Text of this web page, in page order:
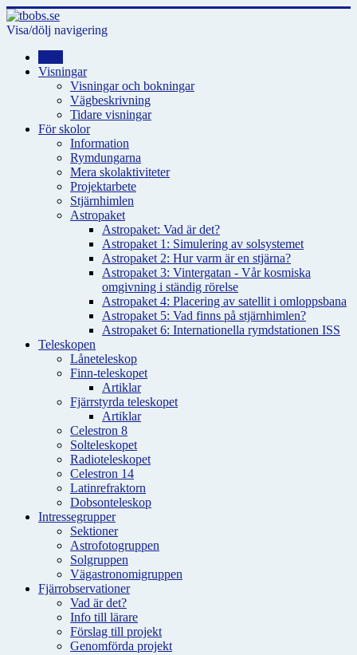
Visa/dölj navigering
Visningar
Visningar och bokningar
Vägbeskrivning
Tidare visningar
För skolor
Information
Rymdungarna
Mera skolaktiviteter
Projektarbete
Stjärnhimlen
Astropaket
Astropaket: Vad är det?
Astropaket 1: Simulering av solsystemet
Astropaket 2: Hur varm är en stjärna?
Astropaket 3: Vintergatan - Vår kosmiska
omgivning i ständig rörelse
Astropaket 4: Placering av satellit i omloppsbana
Astropaket 5: Vad finns på stjärnhimlen?
Astropaket 6: Internationella rymdstationen ISS
Teleskopen
Låneteleskop
Finn-teleskopet
Artiklar
Fjärrstyrda teleskopet
Artiklar
Celestron 8
Solteleskopet
Radioteleskopet
Celestron 14
Latinrefraktorn
Dobsonteleskop
Intressegrupper
Sektioner
Astrofotogruppen
Solgruppen
Vägastronomigruppen
Fjärrobservationer
Vad är det?
Info till lärare
Förslag till projekt
Genomförda projekt